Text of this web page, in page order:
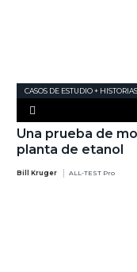
CASOS DE ESTUDIO + HISTORIAS
Una prueba de
planta de etanol
Bill Kruger ALL-TEST Pro